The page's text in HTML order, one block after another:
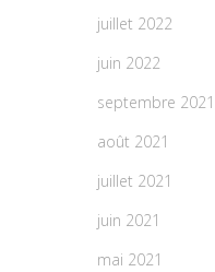
juillet 2022
juin 2022
septembre 2021
août 2021
juillet 2021
juin 2021
mai 2021